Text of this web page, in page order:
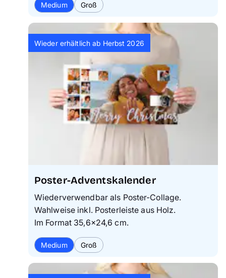
Medium Groß
Wieder erhältlich ab Herbst 2026
Poster-Adventskalender
Wiederverwendbar als Poster-Collage.
Wahlweise inkl. Posterleiste aus Holz.
Im Format 35,6×24,6 cm.
Medium Groß